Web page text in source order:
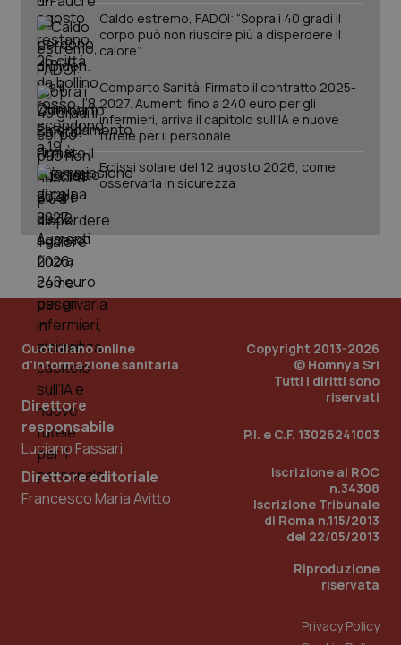
Caldo estremo, FADOI: “Sopra i 40 gradi il
corpo può non riuscire più a disperdere il
calore”
Comparto Sanità. Firmato il contratto 2025-
2027. Aumenti fino a 240 euro per gli
infermieri, arriva il capitolo sull'IA e nuove
tutele per il personale
Eclissi solare del 12 agosto 2026, come
osservarla in sicurezza
Quotidiano online
d'informazione sanitaria
Direttore
responsabile
Luciano Fassari
Direttore editoriale
Francesco Maria Avitto
Copyright 2013-2026
© Homnya Srl
Tutti i diritti sono
riservati
P.I. e C.F. 13026241003
Iscrizione al ROC
n.34308
Iscrizione Tribunale
di Roma n.115/2013
del 22/05/2013
Riproduzione
riservata
Privacy Policy
_ga
PHP.net
www.quotidianosanita.it